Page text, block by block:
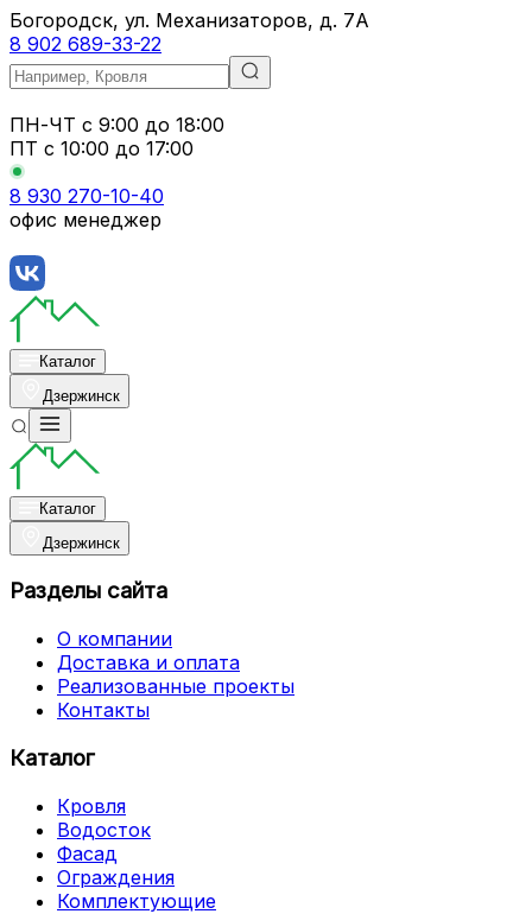
Богородск, ул. Механизаторов, д. 7А
8 902 689-33-22
ПН-ЧТ с 9:00 до 18:00
ПТ с 10:00 до 17:00
8 930 270-10-40
офис менеджер
Каталог
Дзержинск
Каталог
Дзержинск
Разделы сайта
О компании
Доставка и оплата
Реализованные проекты
Контакты
Каталог
Кровля
Водосток
Фасад
Ограждения
Комплектующие